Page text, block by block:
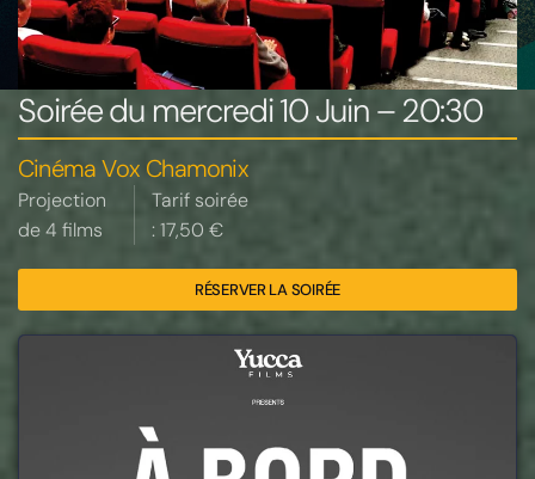
Soirée du mercredi 10 Juin – 20:30
Cinéma Vox Chamonix
Projection
de 4 films
Tarif soirée
: 17,50 €
RÉSERVER LA SOIRÉE